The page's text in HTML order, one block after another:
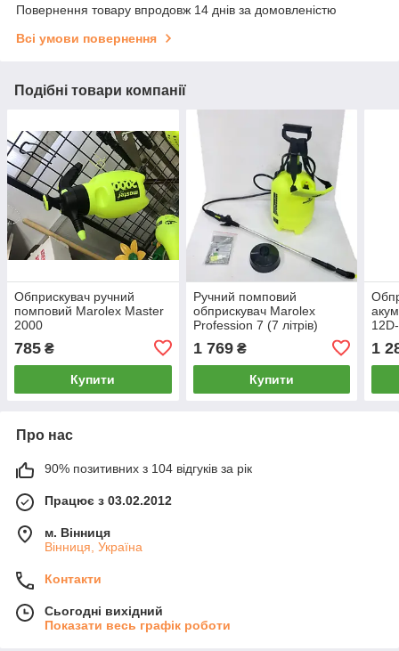
Повернення товару впродовж 14 днів за домовленістю
Всі умови повернення
Подібні товари компанії
Обприскувач ручний
помповий Marolex Master
2000
785 ₴
Купити
Ручний помповий
обприскувач Marolex
Profession 7 (7 літрів)
1 769₴
Купити
1
Про нас
90% позитивних з 104 відгуків за рік
Працює з 03.02.2012
м. Вінниця
Вінниця, Україна
Контакти
Сьогодні вихідний
Показати весь графік роботи